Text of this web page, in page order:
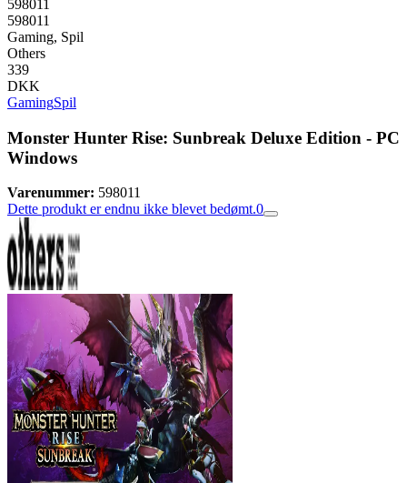
598011
598011
Gaming, Spil
Others
339
DKK
GamingSpil
Monster Hunter Rise: Sunbreak Deluxe Edition - PC
Windows
Varenummer: 598011
Dette produkt er endnu ikke blevet bedømt.0